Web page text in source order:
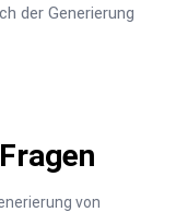
der Generierung
von